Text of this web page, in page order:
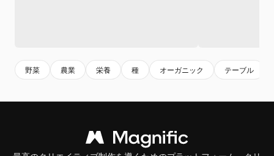
野菜 農業 栄養 種 オーガニック テーブル